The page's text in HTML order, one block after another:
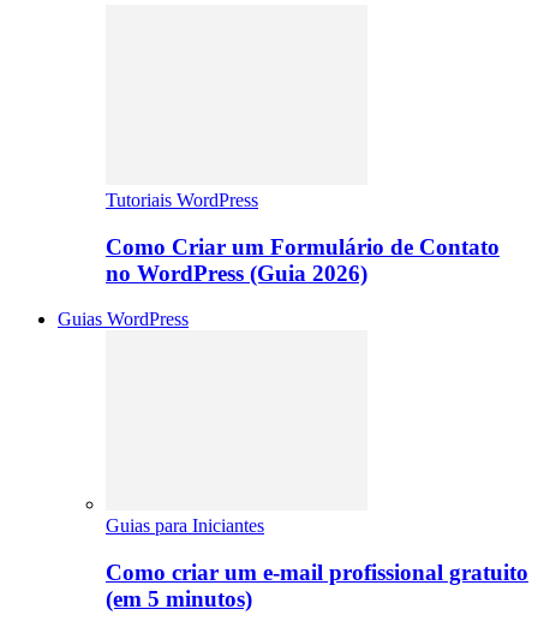
Tutoriais WordPress
Como Criar um Formulário de Contato
no WordPress (Guia 2026)
Guias WordPress
Guias para Iniciantes
Como criar um e-mail profissional gratuito
(em 5 minutos)